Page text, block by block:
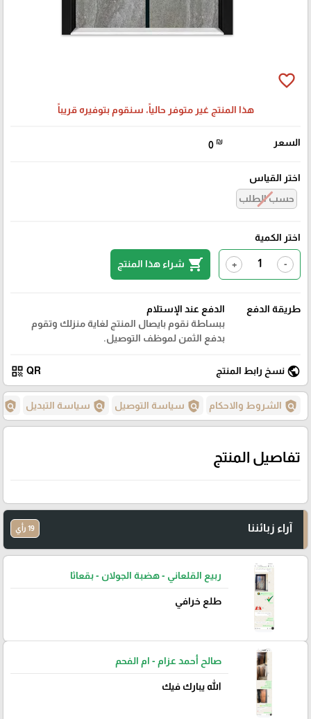
favorite_border
هذا المنتج غير متوفر حالياً، سنقوم بتوفيره قريباً
السعر 0 ₪
اختر القياس
حسب الطلب
اختر الكمية
-
+
shopping_cart شراء هذا المنتج
طريقة الدفع
الدفع عند الإستلام
ببساطة نقوم بايصال المنتج لغاية منزلك وتقوم
بدفع الثمن لموظف التوصيل.
public نسخ رابط المنتج QR
qr_code
policy الشروط والاحكام policy سياسة التوصيل policy سياسة التبديل policy
تفاصيل المنتج
آراء زبائننا 19 رأي
ربيع القلعاني - هضبة الجولان - بقعاثا
طلع خرافي
صالح أحمد عزام - ام الفحم
الله يبارك فيك